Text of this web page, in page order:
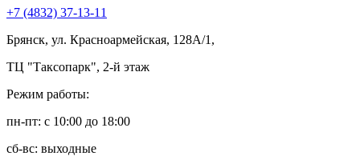
+7 (4832) 37-13-11
Брянск, ул. Красноармейская, 128А/1,
ТЦ "Таксопарк", 2-й этаж
Режим работы:
пн-пт: c 10:00 до 18:00
сб-вс: выходные